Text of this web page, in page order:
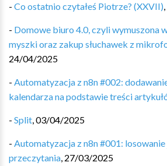
- Co ostatnio czytałeś Piotrze? (XXVII),
- Domowe biuro 4.0, czyli wymuszona
myszki oraz zakup słuchawek z
24/04/2025
- Automatyzacja z n8n #002:
kalendarza na podstawie treści
- Split,03/04/2025
- Automatyzacja z n8n #001:
przeczytania, 27/03/2025